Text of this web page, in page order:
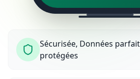
Sécurisée, Données
protégées